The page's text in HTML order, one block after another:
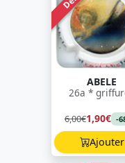
ABELE
26a *
6,00€1,90€ -
Ajouter